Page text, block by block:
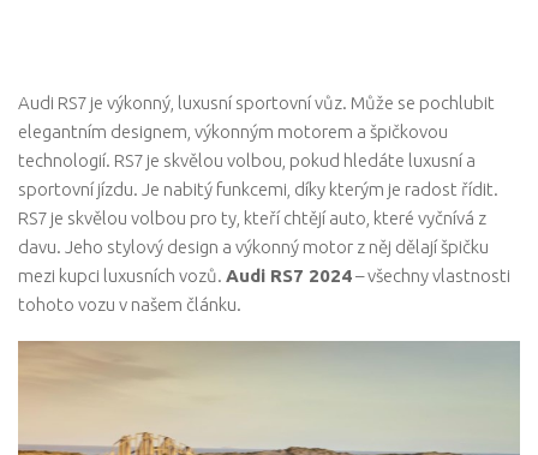
Audi RS7 je výkonný, luxusní sportovní vůz. Může se pochlubit
elegantním designem, výkonným motorem a špičkovou
technologií. RS7 je skvělou volbou, pokud hledáte luxusní a
sportovní jízdu. Je nabitý funkcemi, díky kterým je radost řídit.
RS7 je skvělou volbou pro ty, kteří chtějí auto, které vyčnívá z
davu. Jeho stylový design a výkonný motor z něj dělají špičku
mezi kupci luxusních vozů. Audi RS7 2024– všechny vlastnosti
tohoto vozu v našem článku.